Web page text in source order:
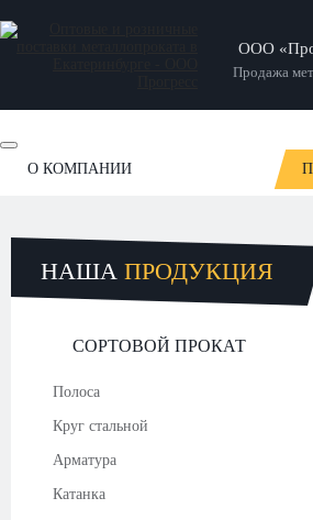
ООО
Продажа
О КОМПАНИИ
НАША ПРОДУКЦИЯ
СОРТОВОЙ ПРОКАТ
Полоса
Круг стальной
Арматура
Катанка